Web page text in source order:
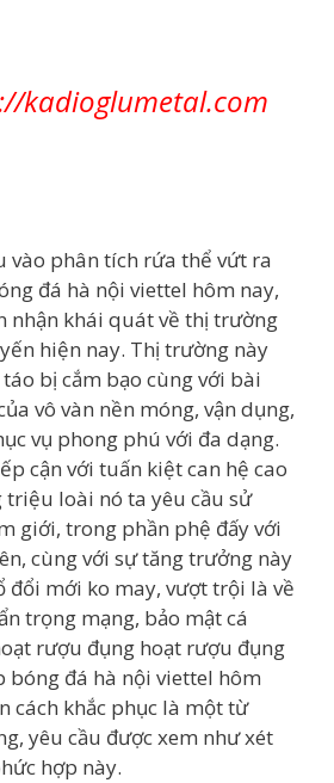
kadioglumetal.com
vào phân tích rứa thể vứt ra
đá hà nội viettel hôm nay,
nhận khái quát về thị trường
hiện nay. Thị trường này
bị cắm bạo cùng với bài
vô vàn nền móng, vận dụng,
vụ phong phú với đa dạng.
cận với tuấn kiệt can hệ cao
triệu loài nó ta yêu cầu sử
giới, trong phần phệ đấy với
cùng với sự tăng trưởng này
đổi mới ko may, vượt trội là về
trọng mạng, bảo mật cá
rượu đụng hoạt rượu đụng
bóng đá hà nội viettel hôm
cách khắc phục là một từ
yêu cầu được xem như xét
hợp này.